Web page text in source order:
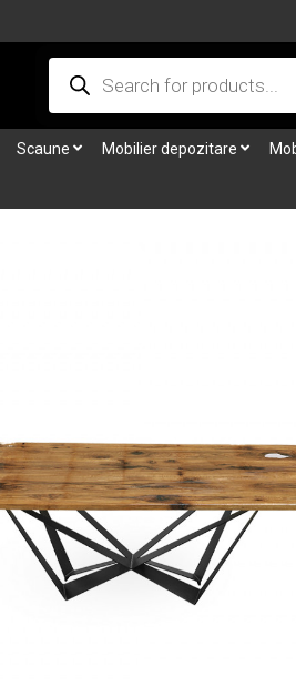
Products
search
Scaune Mobilier depozitare